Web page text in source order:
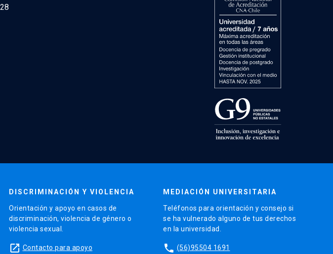
DISCRIMINACIÓN Y VIOLENCIA
Orientación y apoyo en casos de
discriminación, violencia de género o
violencia sexual.
launch Contacto para apoyo
MEDIACIÓN UNIVERSITARIA
Teléfonos para orientación y consejo si
se ha vulnerado alguno de tus derechos
en la universidad.
phone (56)95504 1691